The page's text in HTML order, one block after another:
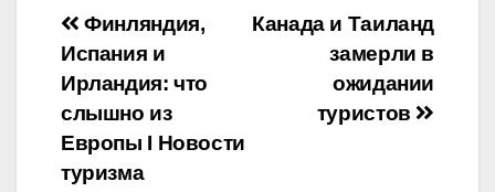
Навигация
по
записям
Канада и Таиланд
замерли в
ожидании
туристов
Финляндия,
Испания и
Ирландия: что
слышно из
Европы Ӏ Новости
туризма